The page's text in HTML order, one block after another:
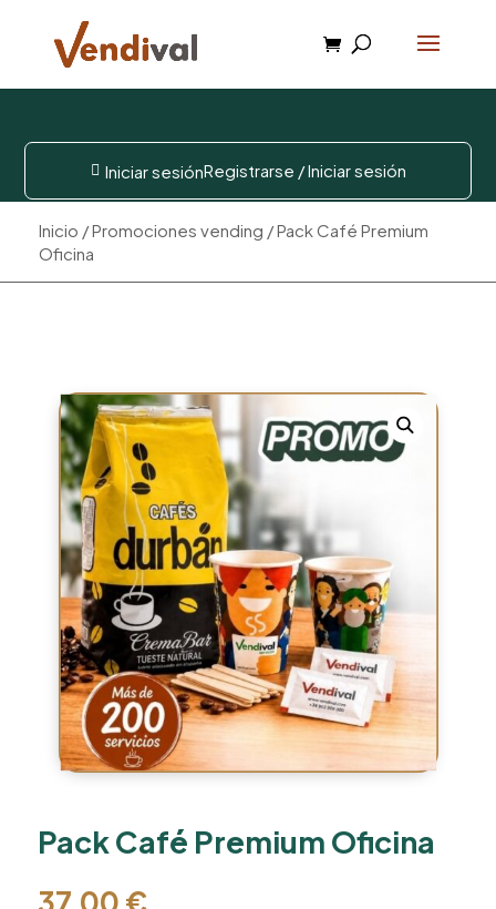
 Iniciar sesiónRegistrarse / Iniciar sesión
Inicio /Promociones vending / Pack Café Premium
Oficina
Pack Café Premium Oficina
37,00 €